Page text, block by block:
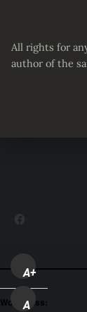
All rights for
author of the
A+
A
WordPress: